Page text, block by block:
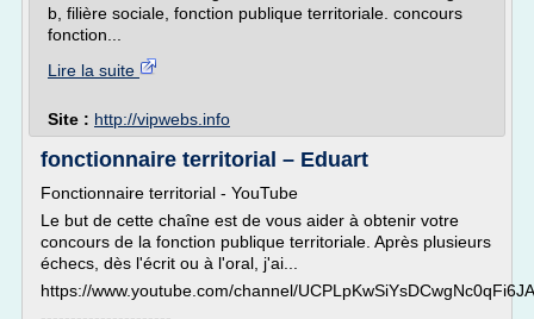
b, filière sociale, fonction publique territoriale. concours
fonction...
Lire la suite
Site : http://vipwebs.info
fonctionnaire territorial – Eduart
Fonctionnaire territorial - YouTube
Le but de cette chaîne est de vous aider à obtenir votre
concours de la fonction publique territoriale. Après plusieurs
échecs, dès l'écrit ou à l'oral, j'ai...
https://www.youtube.com/channel/UCPLpKwSiYsDCwgNc0qFi6JA